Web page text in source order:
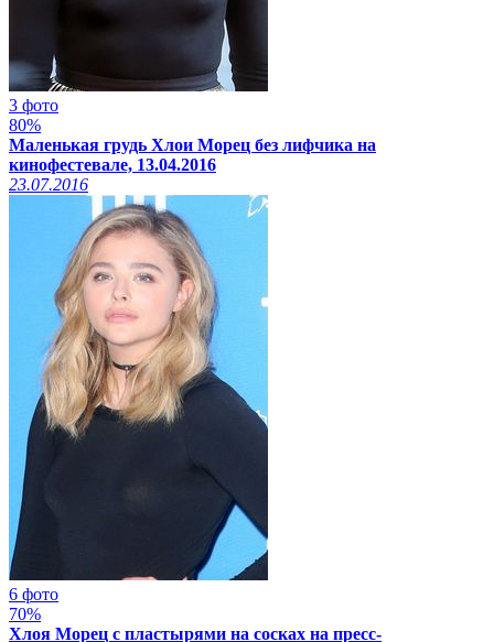
3 фото
80%
Маленькая грудь Хлои Морец без лифчика на
кинофестевале, 13.04.2016
23.07.2016
6 фото
70%
Хлоя Морец с пластырями на сосках на пресс-